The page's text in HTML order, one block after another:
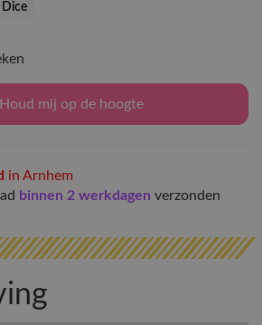
Dice
mij op de hoogte
in Arnhem
binnen 2 werkdagen verzonden